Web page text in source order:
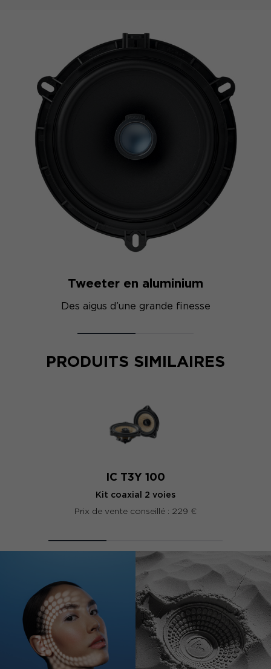
Tweeter en aluminium
Des aigus d’une grande finesse
PRODUITS SIMILAIRES
IC T3Y 100
Kit coaxial 2 voies
Prix de vente conseillé : 229 €